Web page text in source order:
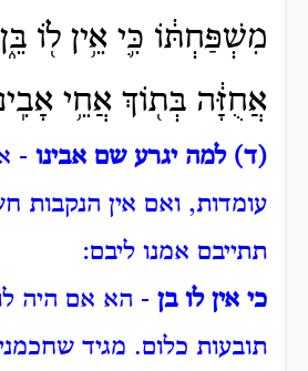
מִשְׁפַּחְתּ֔וֹ כִּ֛י אֵ֥ין ל֖וֹ
אֲחֻזָּ֔ה בְּת֖וֹךְ אֲחֵ֥י
(ד) למה יגרע שם אבינו -
עומדות, ואם אין הנקבות
תתייבם אמנו ליבם:
כי אין לו בן - הא אם היה
תובעות כלום. מגיד